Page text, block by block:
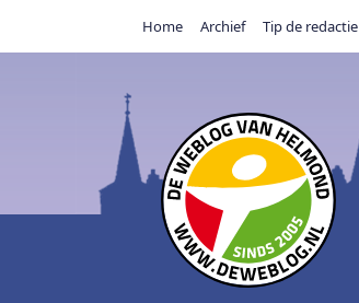
Home Archief Tip de redactie